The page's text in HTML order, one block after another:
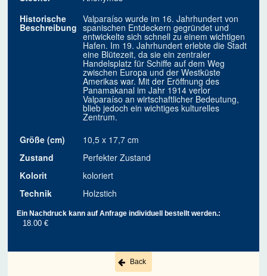
Historische
Beschreibung
Valparaíso wurde im 16. Jahrhundert von
spanischen Entdeckern gegründet und
entwickelte sich schnell zu einem wichtigen
Hafen. Im 19. Jahrhundert erlebte die Stadt
eine Blütezeit, da sie ein zentraler
Handelsplatz für Schiffe auf dem Weg
zwischen Europa und der Westküste
Amerikas war. Mit der Eröffnung des
Panamakanal im Jahr 1914 verlor
Valparaíso an wirtschaftlicher Bedeutung,
blieb jedoch ein wichtiges kulturelles
Zentrum.
Größe (cm)
10,5 x 17,7 cm
Zustand
Perfekter Zustand
Kolorit
koloriert
Technik
Holzstich
Ein Nachdruck kann auf Anfrage individuell bestellt werden.:
18.00 €
Back